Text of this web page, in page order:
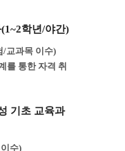
학년/야간)
/교과목 이수)
를 통한 자격 취
기초 교육과
수)